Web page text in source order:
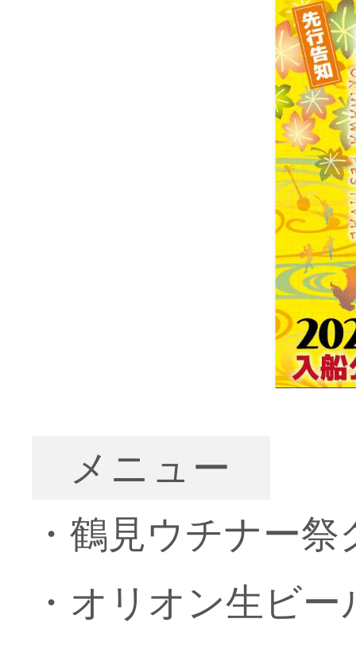
メニュー
・鶴見ウチナー
・オリオン生ビー